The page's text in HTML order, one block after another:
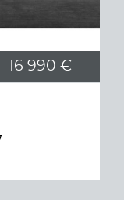
16 990 €